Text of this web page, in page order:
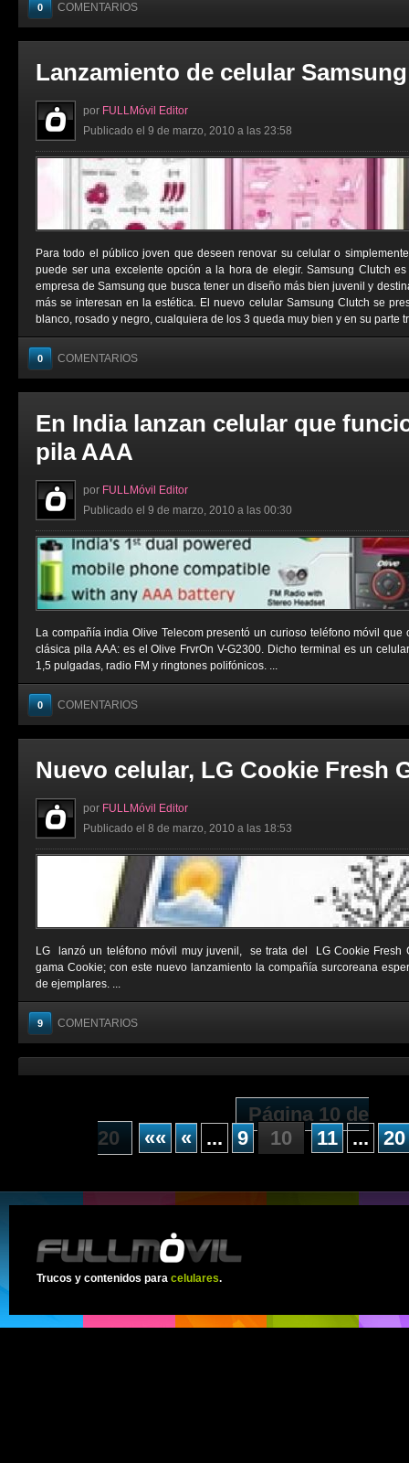
0 COMENTARIOS
Lanzamiento de celular
por FULLMóvil Editor
Publicado el 9 de marzo, 2010 a las 23:58
Para todo el público joven que deseen renovar su celular o
puede ser una excelente opción a la hora de elegir. Samsung Clutch
empresa de Samsung que busca tener un diseño más bien juvenil y
más se interesan en la estética. El nuevo celular Samsung Clutch se
blanco, rosado y negro, cualquiera de los 3 queda muy bien y en su parte
0 COMENTARIOS
En India lanzan celular que
pila AAA
por FULLMóvil Editor
Publicado el 9 de marzo, 2010 a las 00:30
La compañía india Olive Telecom presentó un curioso teléfono móvil
clásica pila AAA: es el Olive FrvrOn V-G2300. Dicho terminal es un
1,5 pulgadas, radio FM y ringtones polifónicos. ...
0 COMENTARIOS
Nuevo celular, LG Cookie Fresh
por FULLMóvil Editor
Publicado el 8 de marzo, 2010 a las 18:53
LG lanzó un teléfono móvil muy juvenil, se trata del LG Cookie Fresh
gama Cookie; con este nuevo lanzamiento la compañía surcoreana
de ejemplares. ...
9 COMENTARIOS
Página 10 de
20
«« « ... 9 10 11 ... 20
Trucos y contenidos para celulares.